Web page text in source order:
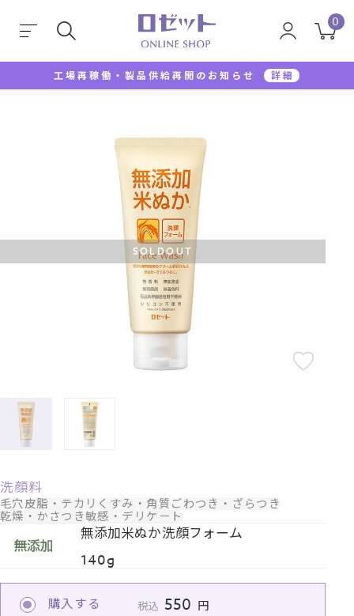
0
工場再稼働・製品供給再開のお知らせ 詳細
洗顔料 洗顔フォーム 無添加米ぬか洗顔フ
SOLDOUT
洗顔料
毛穴 皮脂・テカリ くすみ・角質 ごわつき・ざらつき
乾燥・かさつき敏感・デリケート
無添加米ぬか洗顔フォーム
140g
購入する 税込 550